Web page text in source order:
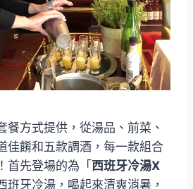
餐方式提供，從湯品、前菜、
佳餚和五款調酒，每一款組合
首先登場的為「西班牙冷湯X
班牙冷湯，喝起來清爽消暑，